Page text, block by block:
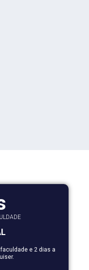
e 2 dias a